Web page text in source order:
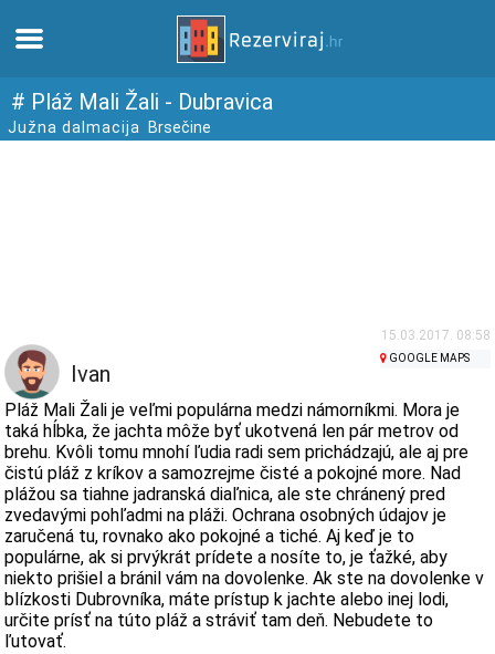
Domov
webcams
Zoznámte sa s Chorvátskom
múzeí
# Pláž Mali Žali - Dubravica
Južna dalmacija Brsečine
15.03.2017. 08:58
Ivan
GOOGLE MAPS
Pláž Mali Žali je veľmi populárna medzi námorníkmi. Mora je
taká hĺbka, že jachta môže byť ukotvená len pár metrov od
brehu. Kvôli tomu mnohí ľudia radi sem prichádzajú, ale aj pre
čistú pláž z kríkov a samozrejme čisté a pokojné more. Nad
plážou sa tiahne jadranská diaľnica, ale ste chránený pred
zvedavými pohľadmi na pláži. Ochrana osobných údajov je
zaručená tu, rovnako ako pokojné a tiché. Aj keď je to
populárne, ak si prvýkrát prídete a nosíte to, je ťažké, aby
niekto prišiel a bránil vám na dovolenke. Ak ste na dovolenke v
blízkosti Dubrovníka, máte prístup k jachte alebo inej lodi,
určite prísť na túto pláž a stráviť tam deň. Nebudete to
ľutovať.